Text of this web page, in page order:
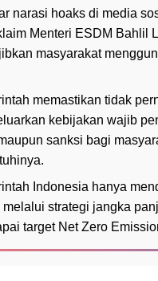
narasi hoaks di media
Menteri ESDM Bahlil
masyarakat
memastikan tidak
kebijakan wajib
sanksi bagi
Indonesia hanya
melalui strategi jangka
target Net Zero